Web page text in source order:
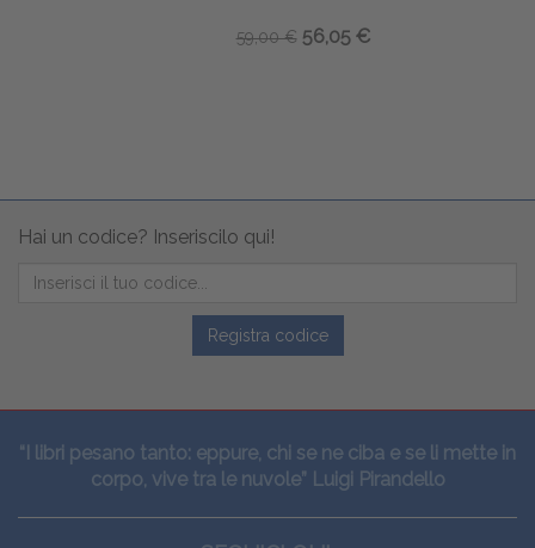
59,00 € 56,05 €
Hai un codice? Inseriscilo qui!
Registra codice
“I libri pesano tanto: eppure, chi se ne ciba e se li mette in
corpo, vive tra le nuvole” Luigi Pirandello